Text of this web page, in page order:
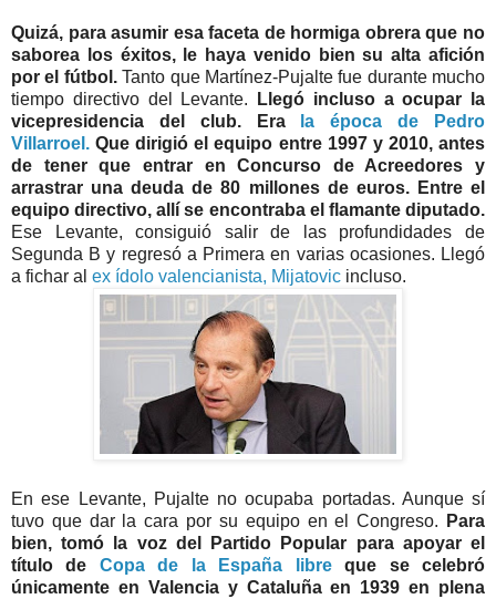
Quizá, para asumir esa faceta de hormiga obrera que no
saborea los éxitos, le haya venido bien su alta afición
por el fútbol.Tanto que Martínez-Pujalte fue durante mucho
tiempo directivo del Levante.
Llegó incluso a ocupar la
vicepresidencia del club. Era
la época de Pedro
Villarroel. Que dirigió el equipo entre 1997 y 2010, antes
de tener que entrar en Concurso de Acreedores y
arrastrar una deuda de 80 millones de euros. Entre el
equipo directivo, allí se encontraba el flamante diputado.
Ese Levante, consiguió salir de las profundidades de
Segunda B y regresó a Primera en varias ocasiones. Llegó
a fichar al ex ídolo valencianista, Mijatovic incluso.
En ese Levante, Pujalte no ocupaba portadas. Aunque sí
tuvo que dar la cara por su equipo en el Congreso.
Para
bien, tomó la voz del Partido Popular para apoyar el
título de Copa de la España libreque se celebró
únicamente en Valencia y Cataluña en 1939 en plena